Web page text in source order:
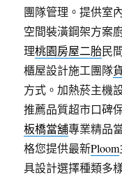
團隊管理。提供室
空間裝潢鋼架方案
理桃園房屋二胎民
櫃屋設計施工團隊
方式。加熱菸主機
推薦品質超市口碑
板橋當舖專業精品
格您提供最新Ploom
具設計選擇種類多